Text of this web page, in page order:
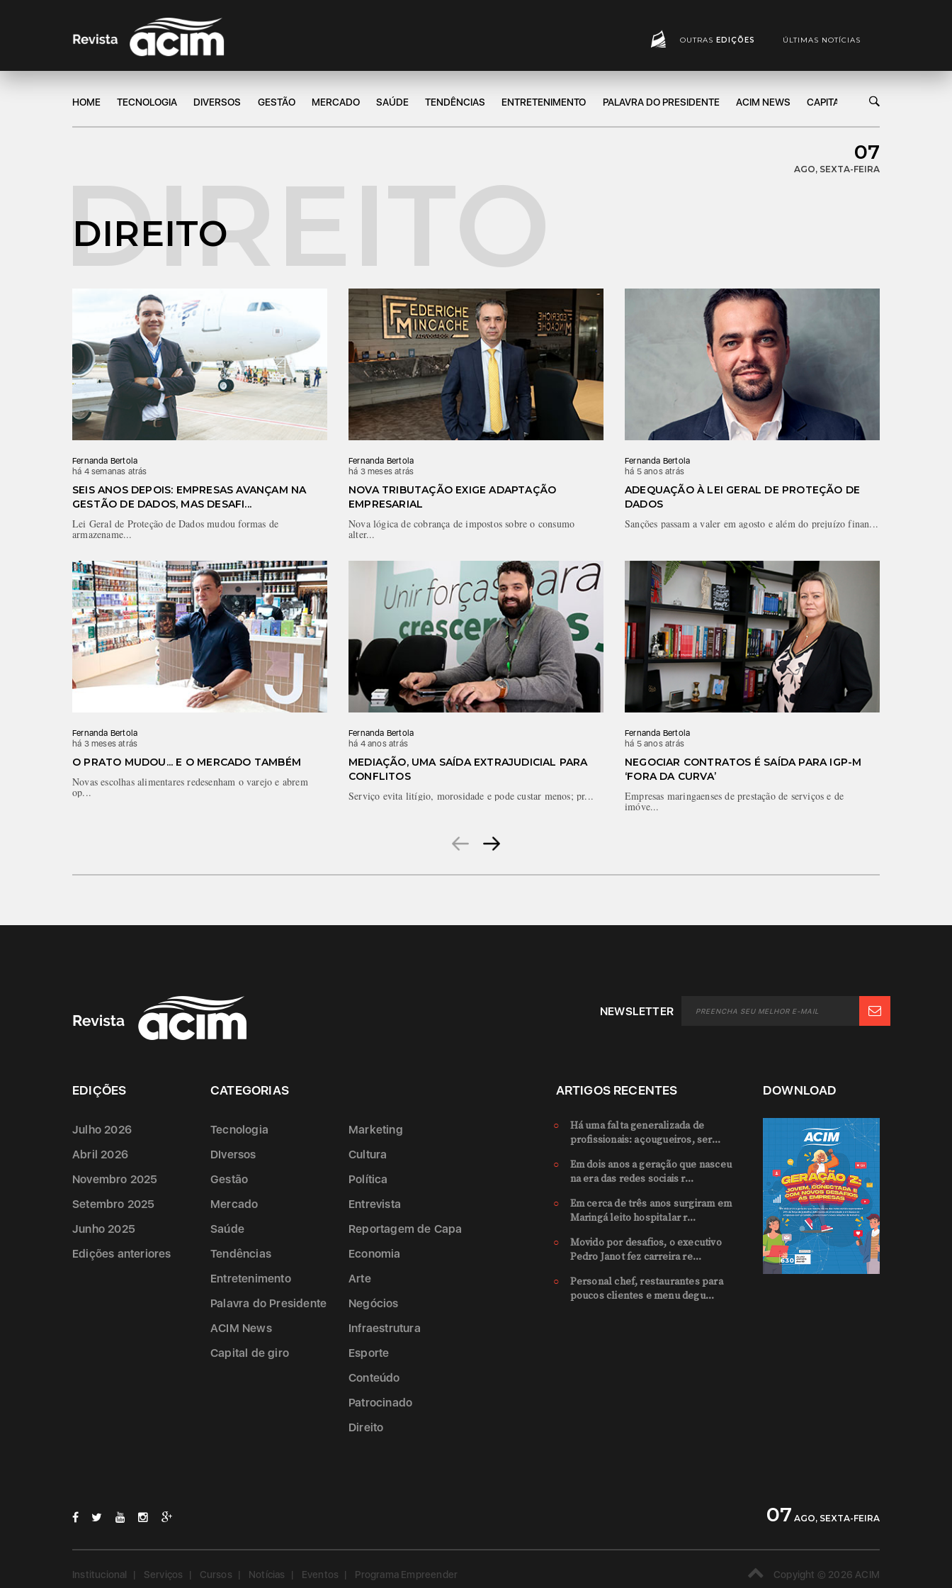
OUTRAS EDIÇÕES ÚLTIMAS NOTÍCIAS
HOME TECNOLOGIA DIVERSOS GESTÃO MERCADO SAÚDE TENDÊNCIAS ENTRETENIMENTO PALAVRA DO PRESIDENTE ACIM NEWS CAPITAL DE GIRO
07
AGO, SEXTA-FEIRA
DIREITO
Fernanda Bertola
há 4 semanas atrás
SEIS ANOS DEPOIS: EMPRESAS AVANÇAM NA
GESTÃO DE DADOS, MAS DESAFI...
Lei Geral de Proteção de Dados mudou formas de
armazename...
Fernanda Bertola
há 3 meses atrás
O PRATO MUDOU... E O MERCADO TAMBÉM
Novas escolhas alimentares redesenham o varejo e abrem
op...
Fernanda Bertola
há 3 meses atrás
NOVA TRIBUTAÇÃO EXIGE ADAPTAÇÃO
EMPRESARIAL
Nova lógica de cobrança de impostos sobre o consumo
alter...
Fernanda Bertola
há 4 anos atrás
MEDIAÇÃO, UMA SAÍDA EXTRAJUDICIAL PARA
CONFLITOS
Serviço evita litígio, morosidade e pode custar menos; pr...
Fernanda Bertola
há 5 anos atrás
ADEQUAÇÃO À LEI GERAL DE PROTEÇÃO DE
DADOS
Sanções passam a valer em agosto e além do prejuízo finan...
Fernanda Bertola
há 5 anos atrás
NEGOCIAR CONTRATOS É SAÍDA PARA IGP-M
‘FORA DA CURVA’
Empresas maringaenses de prestação de serviços e de
imóve...
NEWSLETTER
EDIÇÕES
Julho 2026
Abril 2026
Novembro 2025
Setembro 2025
Junho 2025
Edições anteriores
CATEGORIAS
Tecnologia
DIversos
Gestão
Mercado
Saúde
Tendências
Entretenimento
Palavra do Presidente
ACIM News
Capital de giro
Marketing
Cultura
Política
Entrevista
Reportagem de Capa
Economia
Arte
Negócios
Infraestrutura
Esporte
Conteúdo
Patrocinado
Direito
ARTIGOS RECENTES
Há uma falta generalizada de
profissionais: açougueiros, ser...
Em dois anos a geração que nasceu
na era das redes sociais r...
Em cerca de três anos surgiram em
Maringá leito hospitalar r...
Movido por desafios, o executivo
Pedro Janot fez carreira re...
Personal chef, restaurantes para
poucos clientes e menu degu...
DOWNLOAD
07 AGO, SEXTA-FEIRA
Institucional Serviços Cursos Notícias Eventos Programa Empreender Copyight © 2026 ACIM